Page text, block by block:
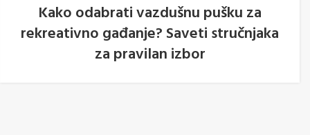
Kako odabrati vazdušnu pušku za
rekreativno gađanje? Saveti stručnjaka
za pravilan izbor